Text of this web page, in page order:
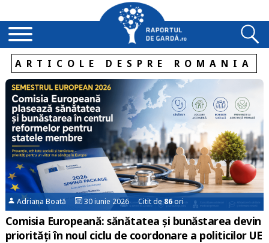
ARTICOLE DESPRE ROMANIA
Adriana Boată 30 iunie 2026 Citit de86ori
Comisia Europeană: sănătatea și bunăstarea devin
priorități în noul ciclu de coordonare a politicilor UE